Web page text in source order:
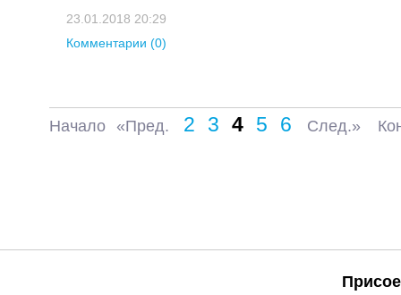
23.01.2018 20:29
Комментарии (0)
Начало «Пред. 2 3 4 5 6 След.»